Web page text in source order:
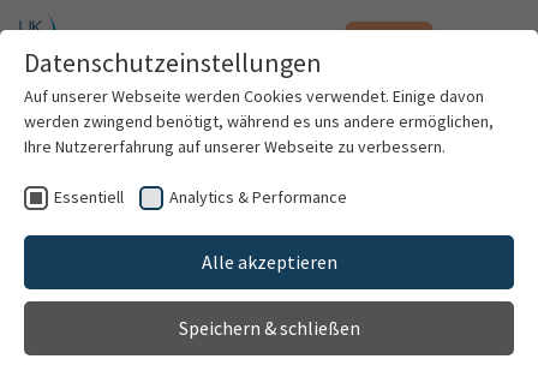
Zum Hauptinhalt springen Notfall
Patienten & Besucher
Kliniken & Institute
Forschung
Dr. med. Lukas Entenmann
Datenschutzeinstellungen
Auf unserer Webseite werden Cookies verwendet. Einige davon
werden zwingend benötigt, während es uns andere ermöglichen,
Ihre Nutzererfahrung auf unserer Webseite zu verbessern.
Essentiell Analytics & Performance
Alle akzeptieren
Speichern & schließen